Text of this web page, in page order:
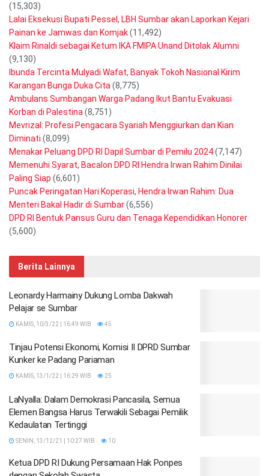
(15,303)
Lalai Eksekusi Bupati Pessel, LBH Sumbar akan Laporkan Kejari
Painan ke Jamwas dan Komjak(11,492)
Klaim Rinaldi sebagai Ketum IKA FMIPA Unand Ditolak Alumni
(9,130)
Ibunda Tercinta Mulyadi Wafat, Banyak Tokoh Nasional Kirim
Karangan Bunga Duka Cita (8,775)
Ambulans Sumbangan Warga Padang Ikut Bantu Evakuasi
Korban di Palestina (8,751)
Mevrizal: Profesi Pengacara Syariah Menggiurkan dan Kian
Diminati (8,099)
Menakar Peluang DPD RI Dapil Sumbar di Pemilu 2024(7,147)
Memenuhi Syarat, Bacalon DPD RI Hendra Irwan Rahim Dinilai
Paling Siap (6,601)
Puncak Peringatan Hari Koperasi, Hendra Irwan Rahim: Dua
Menteri Bakal Hadir di Sumbar(6,556)
DPD RI Bentuk Pansus Guru dan Tenaga Kependidikan Honorer
(5,600)
Berita Lainnya
Leonardy Harmainy Dukung Lomba Dakwah
Pelajar se Sumbar
KAMIS, 10/3/22 | 16:49 WIB 45
Tinjau Potensi Ekonomi, Komisi II DPRD Sumbar
Kunker ke Padang Pariaman
KAMIS, 13/1/22 | 16:29 WIB 25
LaNyalla: Dalam Demokrasi Pancasila, Semua
Elemen Bangsa Harus Terwakili Sebagai Pemilik
Kedaulatan Tertinggi
SENIN, 13/12/21 | 10:27 WIB 10
Ketua DPD RI Dukung Persamaan Hak Ponpes